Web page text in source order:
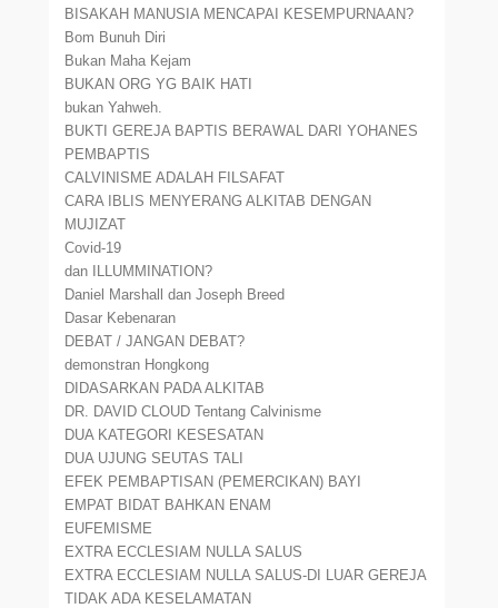
BISAKAH MANUSIA MENCAPAI KESEMPURNAAN?
Bom Bunuh Diri
Bukan Maha Kejam
BUKAN ORG YG BAIK HATI
bukan Yahweh.
BUKTI GEREJA BAPTIS BERAWAL DARI YOHANES
PEMBAPTIS
CALVINISME ADALAH FILSAFAT
CARA IBLIS MENYERANG ALKITAB DENGAN
MUJIZAT
Covid-19
dan ILLUMMINATION?
Daniel Marshall dan Joseph Breed
Dasar Kebenaran
DEBAT / JANGAN DEBAT?
demonstran Hongkong
DIDASARKAN PADA ALKITAB
DR. DAVID CLOUD Tentang Calvinisme
DUA KATEGORI KESESATAN
DUA UJUNG SEUTAS TALI
EFEK PEMBAPTISAN (PEMERCIKAN) BAYI
EMPAT BIDAT BAHKAN ENAM
EUFEMISME
EXTRA ECCLESIAM NULLA SALUS
EXTRA ECCLESIAM NULLA SALUS-DI LUAR GEREJA
TIDAK ADA KESELAMATAN